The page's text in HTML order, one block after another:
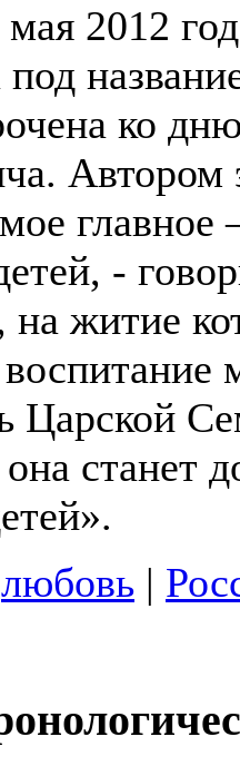
2012
под
ко
Автором
главное
-
на житие
Царской
она станет
любовь |